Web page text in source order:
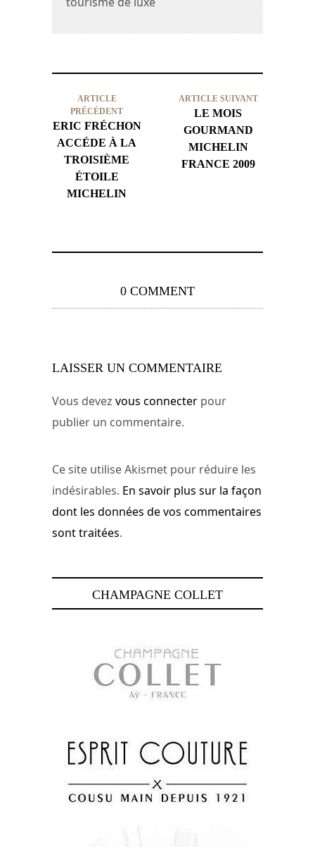
ARTICLE
PRÉCÉDENT
ERIC FRÉCHON
ACCÉDE À LA
TROISIÈME
ÉTOILE
MICHELIN
ARTICLE SUIVANT
LE MOIS
GOURMAND
MICHELIN
FRANCE 2009
0 COMMENT
LAISSER UN COMMENTAIRE
Vous devez vous connecter pour
publier un commentaire.
Ce site utilise Akismet pour réduire les
indésirables. En savoir plus sur la façon
dont les données de vos commentaires
sont traitées.
CHAMPAGNE COLLET